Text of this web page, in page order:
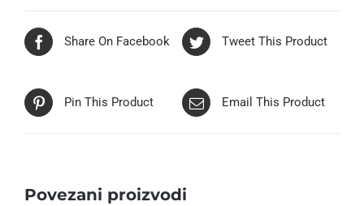
Share On Facebook Tweet This Product
Pin This Product Email This Product
Povezani proizvodi